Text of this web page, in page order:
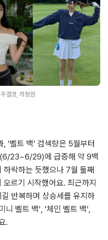
결경, 차정원
‘벨트 백’ 검색량은 5월부터
23~6/29)에 급증해 약 9백
하락하는 듯했으나 7월 둘째
르기 시작했어요. 최근까지
반복하며 상승세를 유지하
벨트 백’, ‘체인 벨트 백’,
.